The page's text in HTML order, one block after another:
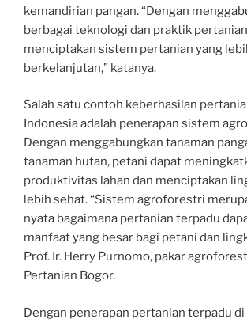
kemandirian pangan. “Dengan
berbagai teknologi dan praktik
menciptakan sistem pertanian yang
berkelanjutan,” katanya.
Salah satu contoh keberhasilan
Indonesia adalah penerapan sistem
Dengan menggabungkan tanaman
tanaman hutan, petani dapat
produktivitas lahan dan menciptakan
lebih sehat. “Sistem agroforestri
nyata bagaimana pertanian terpadu
manfaat yang besar bagi petani dan
Prof. Ir. Herry Purnomo, pakar
Pertanian Bogor.
Dengan penerapan pertanian terpadu di